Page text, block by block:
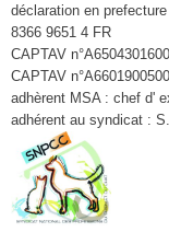
déclaration en
8366 9651 4 FR
CAPTAV
CAPTAV
adhèrent MSA : chef d'
adhérent au syndicat :